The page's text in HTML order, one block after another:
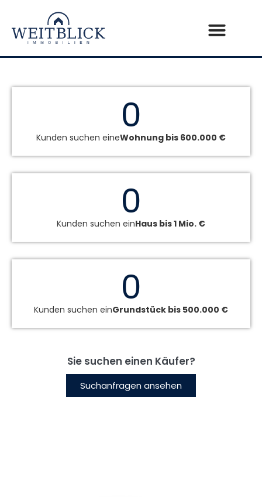
Kunden suchen eineWohnung bis 600.000 €
0
Kunden suchen einHaus bis 1 Mio. €
0
Kunden suchen einGrundstück bis 500.000 €
0
Sie suchen einen Käufer?
Suchanfragen ansehen